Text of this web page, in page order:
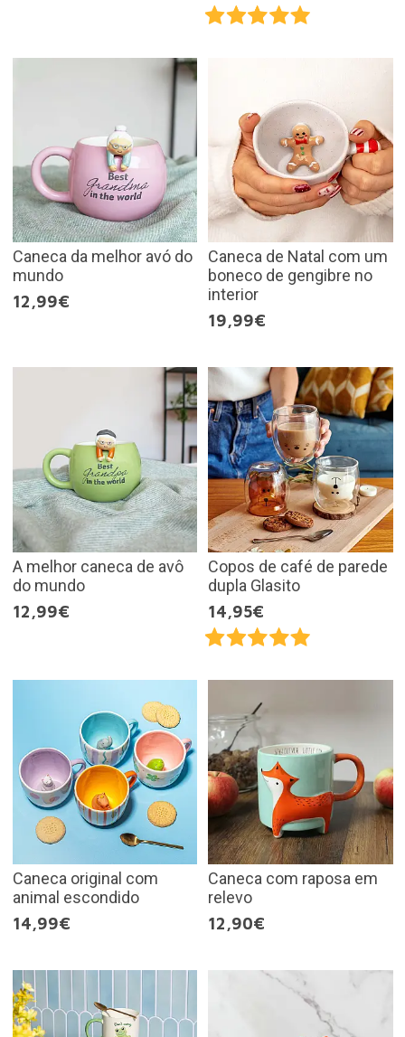
Caneca da melhor avó do
mundo
12,99€
Caneca de Natal com um
boneco de gengibre no
interior
19,99€
A melhor caneca de avô
do mundo
12,99€
Copos de café de parede
dupla Glasito
14,95€
Caneca original com
animal escondido
14,99€
Caneca com raposa em
relevo
12,90€